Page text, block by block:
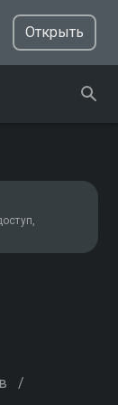
Открыть
/